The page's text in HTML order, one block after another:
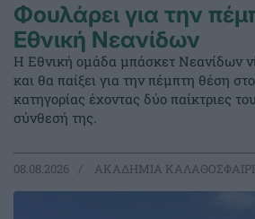
Φουλάρει για την
Εθνική Νεανίδων
Η Εθνική ομάδα μπάσκετ Νεανίδων
και θα παίξει για την πέμπτη θέση
κατηγορίας έχοντας δύο παίκτριες
σύνθεσή της.
08.08.2026 ΑΚΑΔΗΜΙΑ